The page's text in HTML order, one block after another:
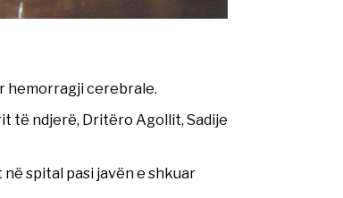
hemorragji cerebrale.
të ndjerë, Dritëro Agollit, Sadije
spital pasi javën e shkuar